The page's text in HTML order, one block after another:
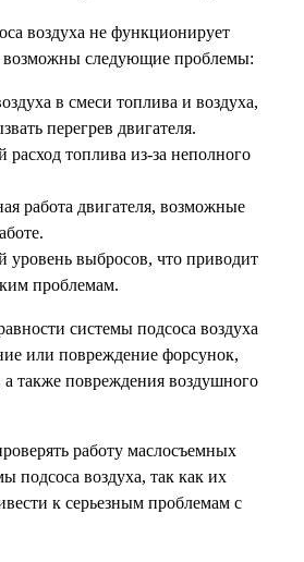
воздуха не функционирует
следующие проблемы:
в смеси топлива и воздуха,
перегрев двигателя.
топлива из-за неполного
работа двигателя, возможные
выбросов, что приводит
проблемам.
системы подсоса воздуха
или повреждение форсунок,
а также повреждения воздушного
работу маслосъемных
подсоса воздуха, так как их
к серьезным проблемам с